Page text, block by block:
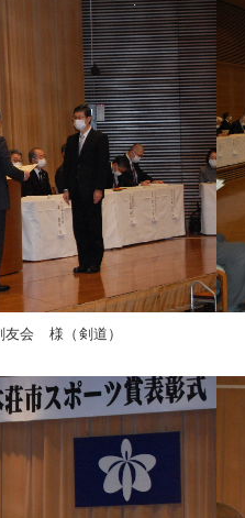
友会 様（剣道）